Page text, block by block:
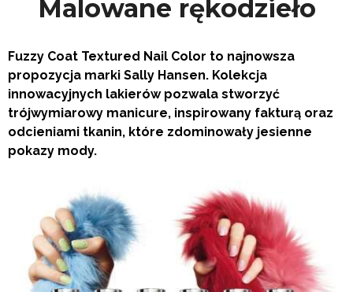
Malowane rękodzieło
Fuzzy Coat Textured Nail Color to najnowsza
propozycja marki Sally Hansen. Kolekcja
innowacyjnych lakierów pozwala stworzyć
trójwymiarowy manicure, inspirowany fakturą oraz
odcieniami tkanin, które zdominowały jesienne
pokazy mody.